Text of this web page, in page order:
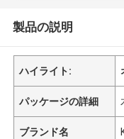
製品の説明
ハイライト:
パッケージの詳細
ブランド名